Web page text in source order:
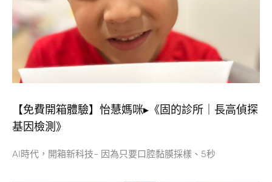
【免費開箱體驗】怡慧媽咪▸《固的診所｜長高偵探
基因檢測》
AI時代，開箱新科技~ 因為只要口腔黏膜採樣、5秒